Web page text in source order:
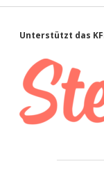
Unterstützt das